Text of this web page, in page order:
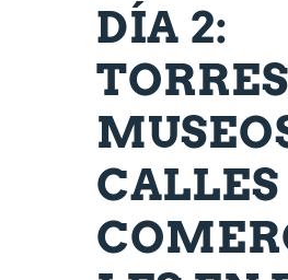
DÍA 2:
CALLES